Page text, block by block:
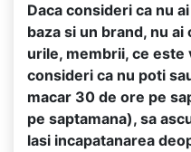
Daca consideri ca nu
baza si un brand, nu
urile, membrii, ce este
consideri ca nu poti
macar 30 de ore pe
pe saptamana), sa
lasi incapatanarea